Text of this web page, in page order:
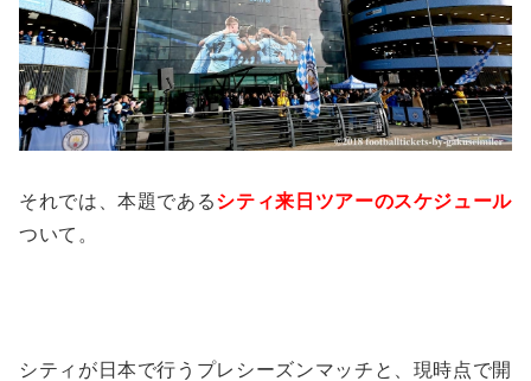
それでは、本題であるシティ来日ツアーのスケジュール
ついて。
シティが日本で行うプレシーズンマッチと、現時点で開